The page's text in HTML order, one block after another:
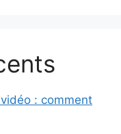
: comment